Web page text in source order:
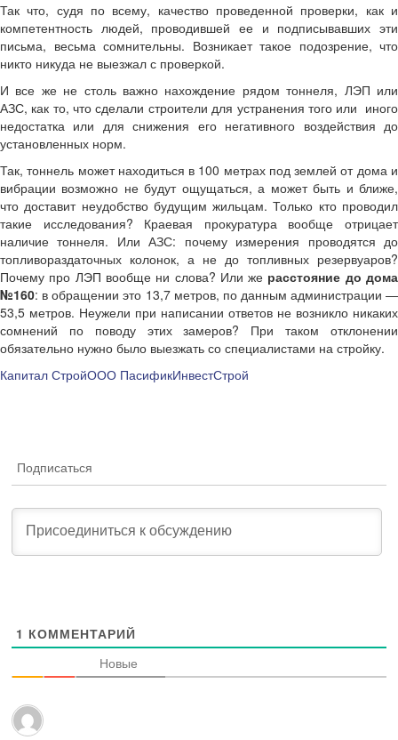
Так что, судя по всему, качество проведенной проверки, как и
компетентность людей, проводившей ее и подписывавших эти
письма, весьма сомнительны. Возникает такое подозрение, что
никто никуда не выезжал с проверкой.
И все же не столь важно нахождение рядом тоннеля, ЛЭП или
АЗС, как то, что сделали строители для устранения того или иного
недостатка или для снижения его негативного воздействия до
установленных норм.
Так, тоннель может находиться в 100 метрах под землей от дома и
вибрации возможно не будут ощущаться, а может быть и ближе,
что доставит неудобство будущим жильцам. Только кто проводил
такие исследования? Краевая прокуратура вообще отрицает
наличие тоннеля. Или АЗС: почему измерения проводятся до
топливораздаточных колонок, а не до топливных резервуаров?
Почему про ЛЭП вообще ни слова? Или же расстояние до дома
№160: в обращении это 13,7 метров, по данным администрации —
53,5 метров. Неужели при написании ответов не возникло никаких
сомнений по поводу этих замеров? При таком отклонении
обязательно нужно было выезжать со специалистами на стройку.
Капитал СтройООО ПасификИнвестСтрой
Подписаться
1 КОММЕНТАРИЙ
Новые